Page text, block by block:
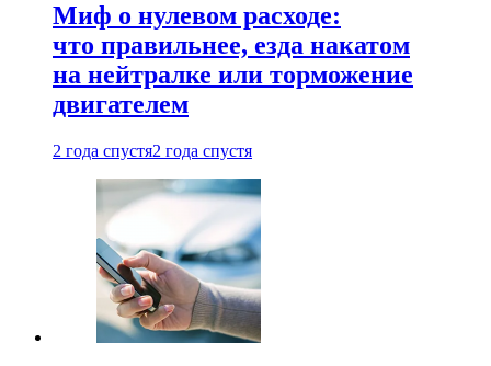
Миф о нулевом расходе:
что правильнее, езда накатом
на нейтралке или торможение
двигателем
2 года спустя2 года спустя